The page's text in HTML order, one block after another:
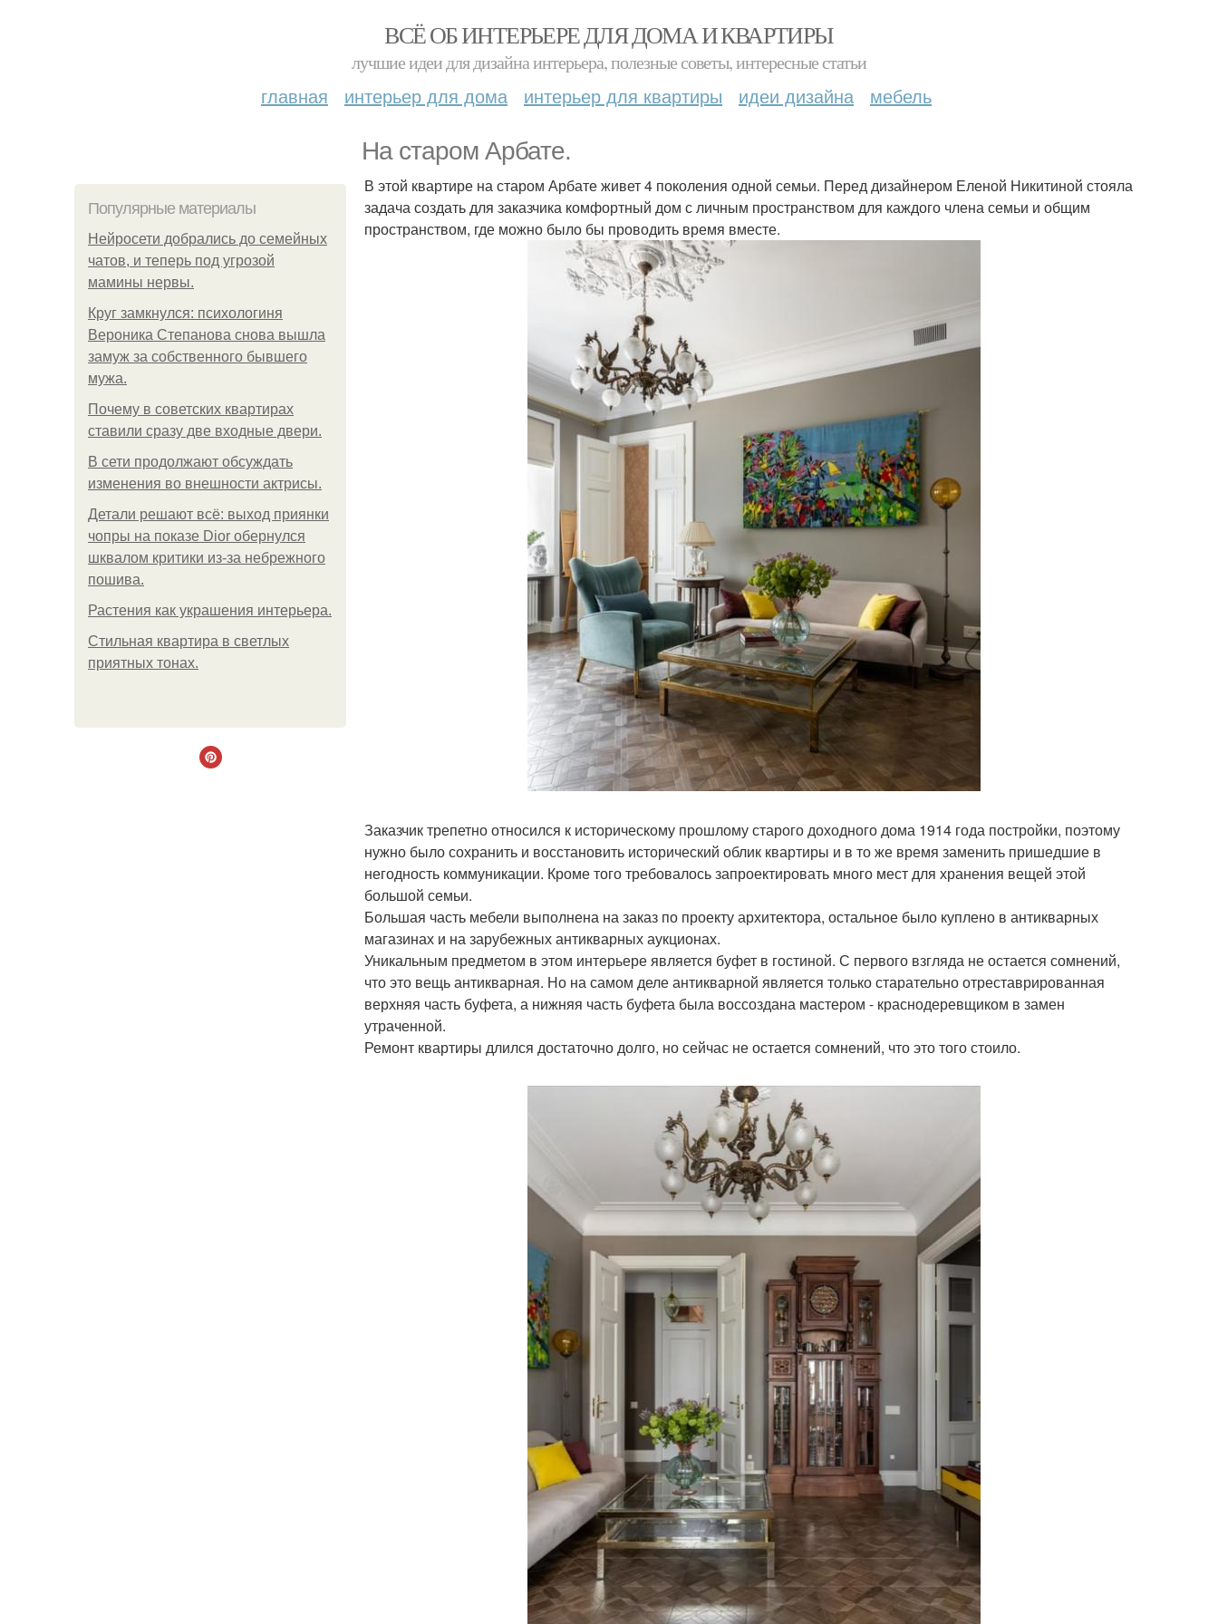
ВСЁ ОБ ИНТЕРЬЕРЕ ДЛЯ ДОМА И КВАРТИРЫ
лучшие идеи для дизайна интерьера, полезные советы, интересные статьи
главная интерьер для дома интерьер для квартиры идеи дизайна мебель
На старом Арбате.
Популярные материалы
Нейросети добрались до семейных
чатов, и теперь под угрозой
мамины нервы.
Круг замкнулся: психологиня
Вероника Степанова снова вышла
замуж за собственного бывшего
мужа.
Почему в советских квартирах
ставили сразу две входные двери.
В сети продолжают обсуждать
изменения во внешности актрисы.
Детали решают всё: выход приянки
чопры на показе Dior обернулся
шквалом критики из-за небрежного
пошива.
Растения как украшения интерьера.
Стильная квартира в светлых
приятных тонах.
В этой квартире на старом Арбате живет 4 поколения одной семьи. Перед дизайнером Еленой Никитиной стояла
задача создать для заказчика комфортный дом с личным пространством для каждого члена семьи и общим
пространством, где можно было бы проводить время вместе.
Заказчик трепетно относился к историческому прошлому старого доходного дома 1914 года постройки, поэтому
нужно было сохранить и восстановить исторический облик квартиры и в то же время заменить пришедшие в
негодность коммуникации. Кроме того требовалось запроектировать много мест для хранения вещей этой
большой семьи.
Большая часть мебели выполнена на заказ по проекту архитектора, остальное было куплено в антикварных
магазинах и на зарубежных антикварных аукционах.
Уникальным предметом в этом интерьере является буфет в гостиной. С первого взгляда не остается сомнений,
что это вещь антикварная. Но на самом деле антикварной является только старательно отреставрированная
верхняя часть буфета, а нижняя часть буфета была воссоздана мастером - краснодеревщиком в замен
утраченной.
Ремонт квартиры длился достаточно долго, но сейчас не остается сомнений, что это того стоило.